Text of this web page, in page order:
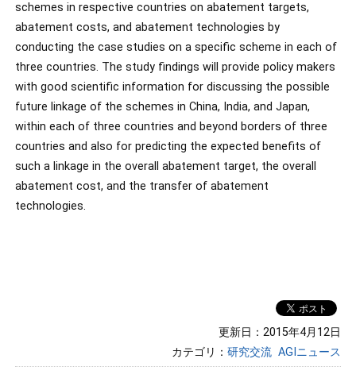
schemes in respective countries on abatement targets,
abatement costs, and abatement technologies by
conducting the case studies on a specific scheme in each of
three countries. The study findings will provide policy makers
with good scientific information for discussing the possible
future linkage of the schemes in China, India, and Japan,
within each of three countries and beyond borders of three
countries and also for predicting the expected benefits of
such a linkage in the overall abatement target, the overall
abatement cost, and the transfer of abatement
technologies.
更新日：2015年4月12日
カテゴリ： 研究交流 AGIニュース